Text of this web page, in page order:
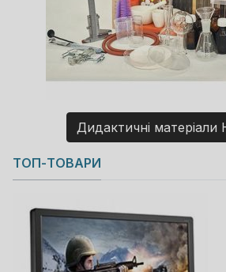
Дидактичні
Copyright MAXXmarketing GmbH
JoomShopping Download &
ТОП-ТОВАРИ